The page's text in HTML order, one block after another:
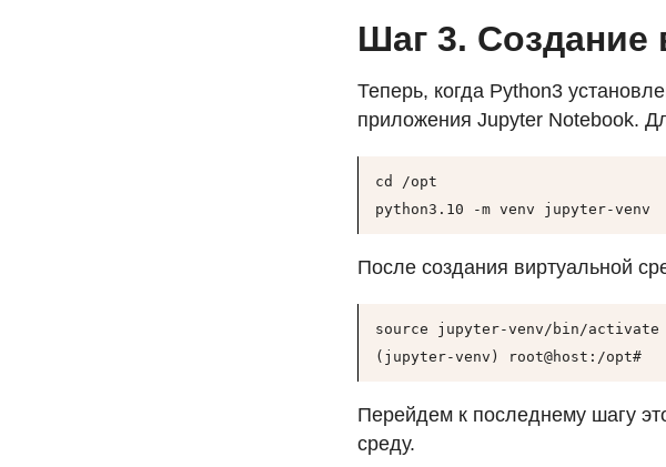
Шаг 3. Создание
Теперь, когда Python3
приложения Jupyter Notebook.
cd /opt
python3.10 -m venv jupyter-venv
После создания виртуальной
source jupyter-venv/bin/activate
(jupyter-venv) root@host:/opt#
Перейдем к последнему шагу
среду.